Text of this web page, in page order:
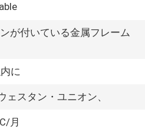
が付いている金属フレーム
に
ェスタン・ユニオン、
月